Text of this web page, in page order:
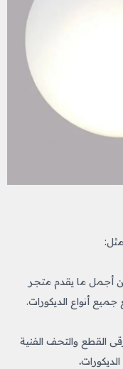
أجمل ما يقدم متجر
أنواع الديكورات.
القطع والتحف الفنية
.